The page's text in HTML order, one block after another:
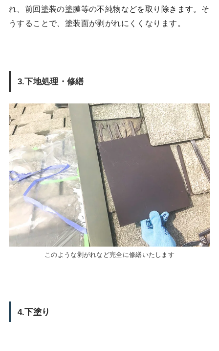
れ、前回塗装の塗膜等の不純物などを取り除きます。そ
うすることで、塗装面が剥がれにくくなります。
3.下地処理・修繕
このような剥がれなど完全に修繕いたします
4.下塗り